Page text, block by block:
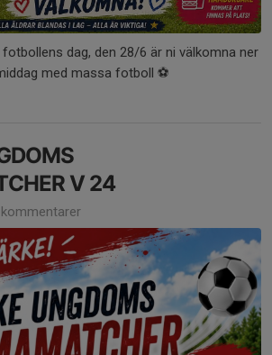
dag, den 28/6 är ni välkomna ner
med massa fotboll ⚽️
V 24